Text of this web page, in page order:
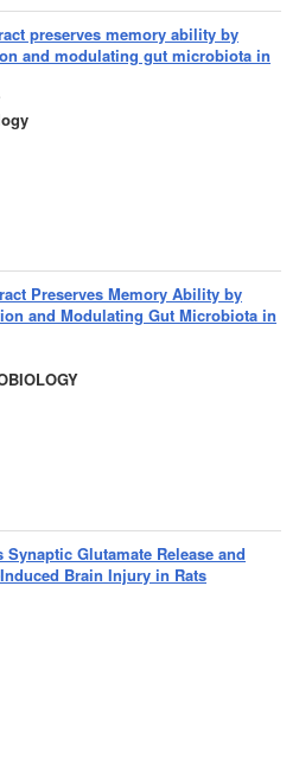
preserves memory ability by
and modulating gut microbiota in
Preserves Memory Ability by
and Modulating Gut Microbiota in
Synaptic Glutamate Release and
Brain Injury in Rats